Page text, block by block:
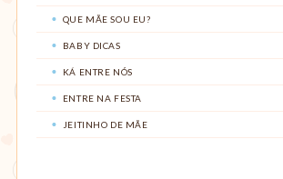
QUE MÃE SOU EU?
BABY DICAS
KÁ ENTRE NÓS
ENTRE NA FESTA
JEITINHO DE MÃE